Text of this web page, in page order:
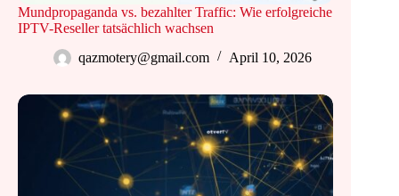
Mundpropaganda vs. bezahlter Traffic: Wie erfolgreiche
IPTV-Reseller tatsächlich wachsen
qazmotery@gmail.com
April 10, 2026